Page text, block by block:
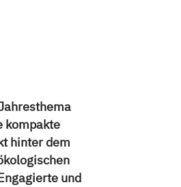
kompakte
hinter dem
und